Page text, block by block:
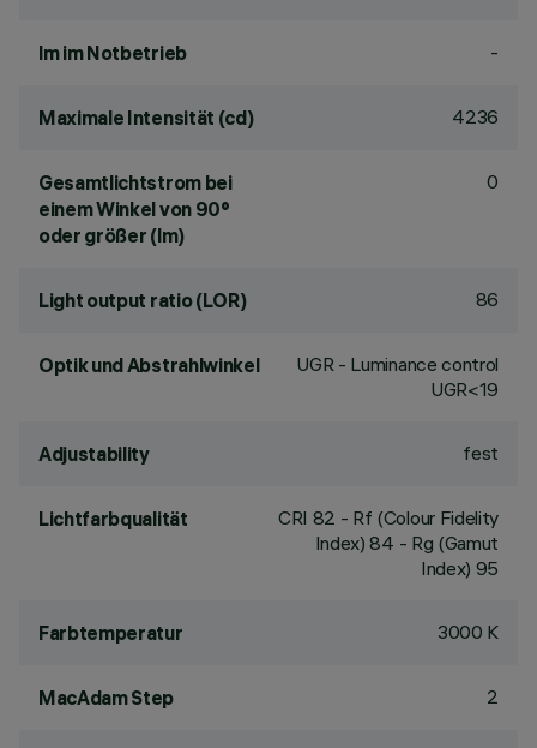
lm im Notbetrieb -
Maximale Intensität (cd) 4236
Gesamtlichtstrom bei
einem Winkel von 90°
oder größer (lm)
0
Light output ratio (LOR) 86
Optik und Abstrahlwinkel
UGR - Luminance control
UGR<19
Adjustability fest
Lichtfarbqualität CRI 82 - Rf (Colour Fidelity
Index) 84 - Rg (Gamut
Index) 95
Farbtemperatur 3000 K
MacAdam Step 2